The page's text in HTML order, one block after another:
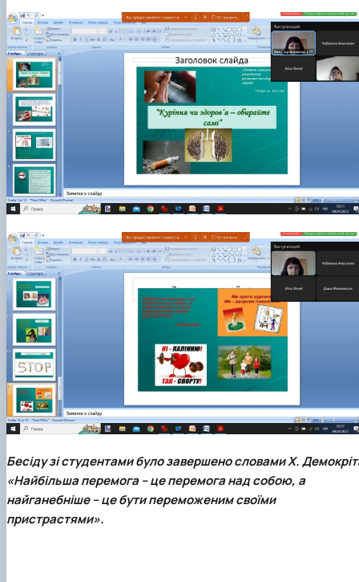
Бесіду зі студентами було завершено словами Х.
«Найбільша перемога – це перемога над собою, а
найганебніше – це бути переможеним своїми
пристрастями».